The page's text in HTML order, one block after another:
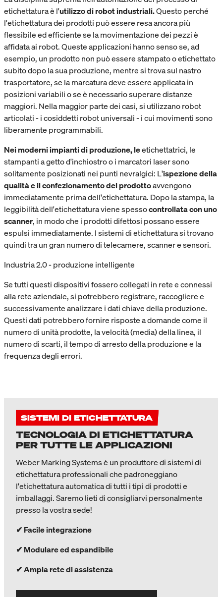
etichettatura è l'utilizzo di robot industriali.Questo perché
l'etichettatura dei prodotti può essere resa ancora più
flessibile ed efficiente se la movimentazione dei pezzi è
affidata ai robot. Queste applicazioni hanno senso se, ad
esempio, un prodotto non può essere stampato o etichettato
subito dopo la sua produzione, mentre si trova sul nastro
trasportatore, se la marcatura deve essere applicata in
posizioni variabili o se è necessario superare distanze
maggiori. Nella maggior parte dei casi, si utilizzano robot
articolati - i cosiddetti robot universali - i cui movimenti sono
liberamente programmabili.
Nei moderni impianti di produzione, leetichettatrici, le
stampanti a getto d'inchiostro o i marcatori laser sono
solitamente posizionati nei punti nevralgici: L'ispezione della
qualità e il confezionamento del prodottoavvengono
immediatamente prima dell'etichettatura. Dopo la stampa, la
leggibilità dell'etichettatura viene spessocontrollata con uno
scanner, in modo che i prodotti difettosi possano essere
espulsi immediatamente. I sistemi di etichettatura si trovano
quindi tra un gran numero di telecamere, scanner e sensori.
Industria 2.0 - produzione intelligente
Se tutti questi dispositivi fossero collegati in rete e connessi
alla rete aziendale, si potrebbero registrare, raccogliere e
successivamente analizzare i dati chiave della produzione.
Questi dati potrebbero fornire risposte a domande come il
numero di unità prodotte, la velocità (media) della linea, il
numero di scarti, il tempo di arresto della produzione e la
frequenza degli errori.
SISTEMI DI ETICHETTATURA
TECNOLOGIA DI ETICHETTATURA
PER TUTTE LE APPLICAZIONI
Weber Marking Systems è un produttore di sistemi di
etichettatura professionali che padroneggiano
l'etichettatura automatica di tutti i tipi di prodotti e
imballaggi. Saremo lieti di consigliarvi personalmente
presso la vostra sede!
✔ Facile integrazione
✔ Modulare ed espandibile
✔ Ampia rete di assistenza